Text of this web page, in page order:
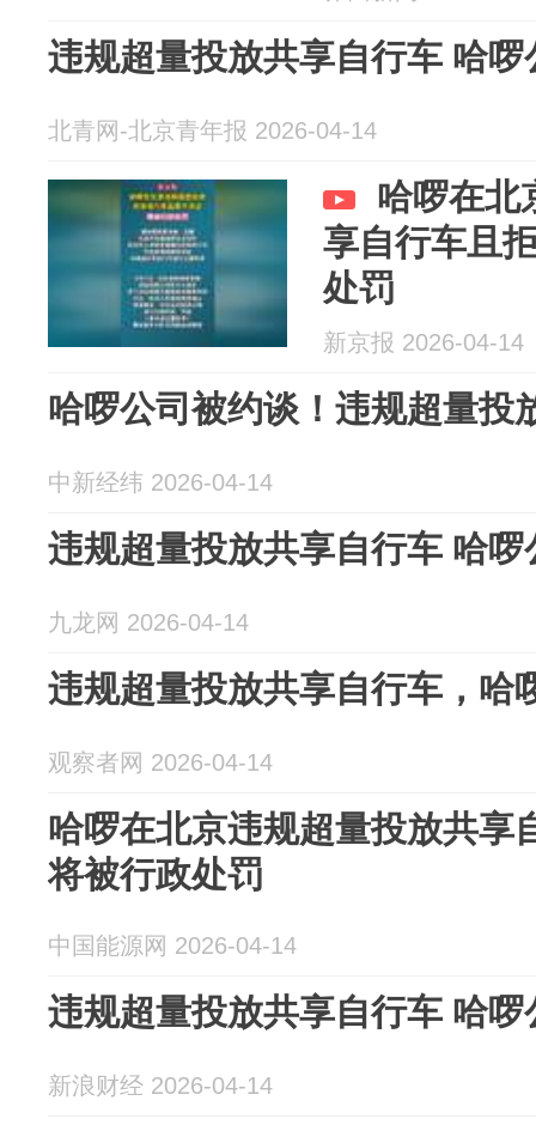
违规超量投放共享自行车 哈啰
北青网-北京青年报 2026-04-14
哈啰在北
享自行车且
处罚
新京报 2026-04-14
哈啰公司被约谈！违规超量投
中新经纬 2026-04-14
违规超量投放共享自行车 哈啰
九龙网 2026-04-14
违规超量投放共享自行车，哈
观察者网 2026-04-14
哈啰在北京违规超量投放共享
将被行政处罚
中国能源网 2026-04-14
违规超量投放共享自行车 哈啰
新浪财经 2026-04-14